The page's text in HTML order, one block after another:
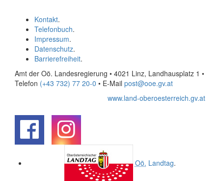
Kontakt.
Telefonbuch.
Impressum.
Datenschutz.
Barrierefreiheit.
Amt der Oö. Landesregierung • 4021 Linz, Landhausplatz 1 •
Telefon (+43 732) 77 20-0 • E-Mail post@ooe.gv.at
www.land-oberoesterreich.gv.at
Oö. Landtag.